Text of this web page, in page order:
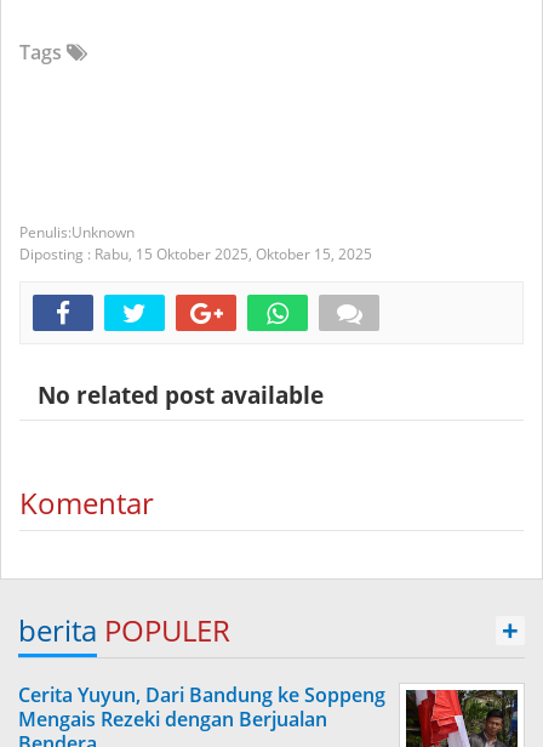
Tags
Unknown
Diposting : Rabu, 15 Oktober 2025, Oktober 15, 2025
No related post available
Komentar
berita POPULER +
Cerita Yuyun, Dari Bandung ke Soppeng
Mengais Rezeki dengan Berjualan